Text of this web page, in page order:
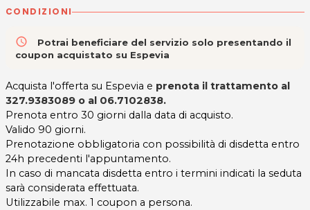
CONDIZIONI
access_time
Potrai beneficiare del servizio solo presentando il
coupon acquistato su Espevia
Acquista l'offerta su Espevia e prenota il trattamento al
327.9383089 o al 06.7102838.
Prenota entro 30 giorni dalla data di acquisto.
Valido 90 giorni.
Prenotazione obbligatoria con possibilità di disdetta entro
24h precedenti l'appuntamento.
In caso di mancata disdetta entro i termini indicati la seduta
sarà considerata effettuata.
Utilizzabile max. 1 coupon a persona.